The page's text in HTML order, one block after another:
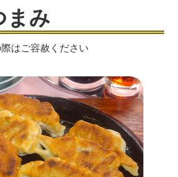
まみ
はご容赦ください